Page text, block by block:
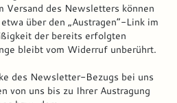
Versand des Newsletters können
über den „Austragen“-Link im
der bereits erfolgten
bleibt vom Widerruf unberührt.
des Newsletter-Bezugs bei uns
von uns bis zu Ihrer Austragung